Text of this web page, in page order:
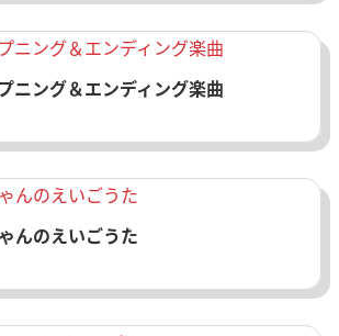
ング＆エンディング楽曲
んのえいごうた